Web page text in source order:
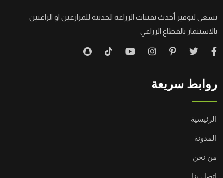
نسعى لتوفير أحدث تقنيات الزراعة الحديثة للمزارعين او الراغبين
بالاستثمار بالقطاع الزراعي
روابط سريعة
الرئيسية
المدونة
من نحن
اتصل بنا